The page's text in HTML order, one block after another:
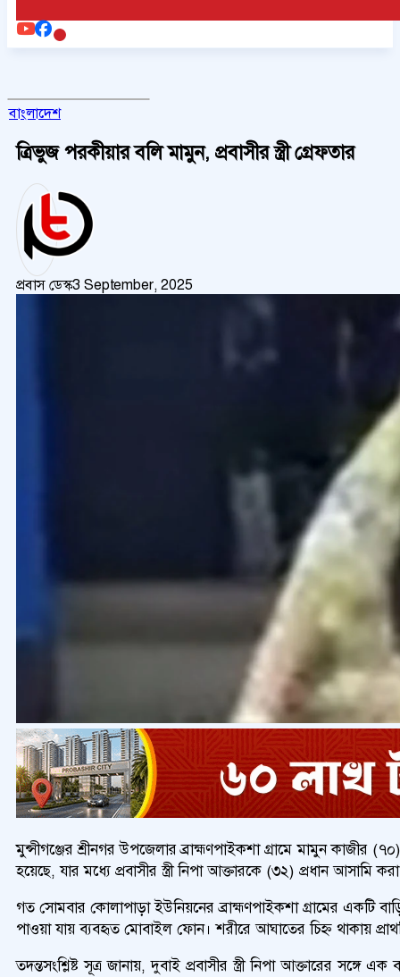
বাংলাদেশ
ত্রিভুজ পরকীয়ার বলি মামুন, প্রবাসীর স্ত্রী গ্রেফতার
প্রবাস ডেস্ক3 September, 2025
মুন্সীগঞ্জের শ্রীনগর উপজেলার ব্রাহ্মণপাইকশা গ্রামে মামুন
হয়েছে, যার মধ্যে প্রবাসীর স্ত্রী নিপা আক্তারকে (৩২) প্রধান আসামি
গত সোমবার কোলাপাড়া ইউনিয়নের ব্রাহ্মণপাইকশা গ্রামের একটি
পাওয়া যায় ব্যবহৃত মোবাইল ফোন। শরীরে আঘাতের চিহ্ন থাকায়
তদন্তসংশ্লিষ্ট সূত্র জানায়, দুবাই প্রবাসীর স্ত্রী নিপা আক্তারের